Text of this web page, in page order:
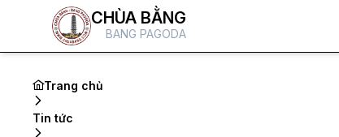
CHÙA BẰNG
BANG PAGODA
Trang chủ
Tin tức